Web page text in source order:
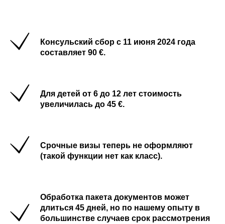
Консульский сбор с 11 июня 2024 года
составляет 90 €.
Для детей от 6 до 12 лет стоимость
увеличилась до 45 €.
Срочные визы теперь не оформляют
(такой функции нет как класс).
Обработка пакета документов может
длиться 45 дней, но по нашему опыту в
большинстве случаев срок рассмотрения